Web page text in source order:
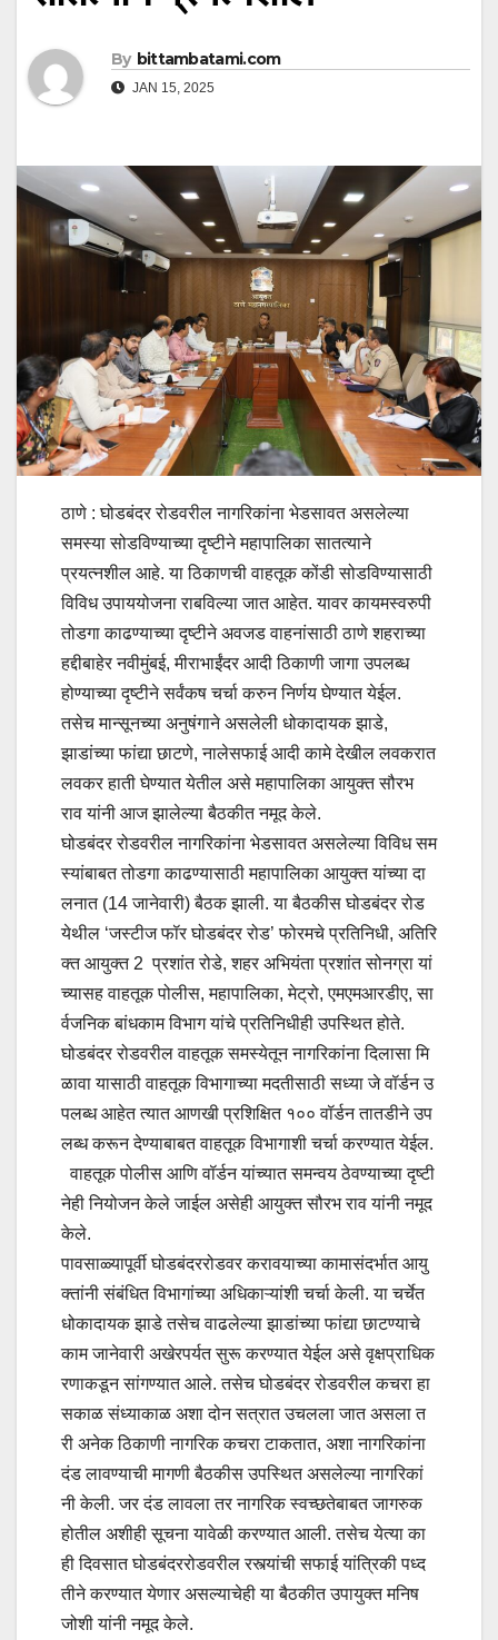
By bittambatami.com
JAN 15, 2025
ठाणे : घोडबंदर रोडवरील नागरिकांना भेडसावत असलेल्या
समस्या सोडविण्याच्या दृष्टीने महापालिका सातत्याने
प्रयत्नशील आहे. या ठिकाणची वाहतूक कोंडी सोडविण्यासाठी
विविध उपाययोजना राबविल्या जात आहेत. यावर कायमस्वरुपी
तोडगा काढण्याच्या दृष्टीने अवजड वाहनांसाठी ठाणे शहराच्या
हद्दीबाहेर नवीमुंबई, मीराभाईंदर आदी ठिकाणी जागा उपलब्ध
होण्याच्या दृष्टीने सर्वंकष चर्चा करुन निर्णय घेण्यात येईल.
तसेच मान्सूनच्या अनुषंगाने असलेली धोकादायक झाडे,
झाडांच्या फांद्या छाटणे, नालेसफाई आदी कामे देखील लवकरात
लवकर हाती घेण्यात येतील असे महापालिका आयुक्त सौरभ
राव यांनी आज झालेल्या बैठकीत नमूद केले.
घोडबंदर रोडवरील नागरिकांना भेडसावत असलेल्या विविध सम
स्यांबाबत तोडगा काढण्यासाठी महापालिका आयुक्त यांच्या दा
लनात (14 जानेवारी) बैठक झाली. या बैठकीस घोडबंदर रोड
येथील ‘जस्टीज फॉर घोडबंदर रोड’ फोरमचे प्रतिनिधी, अतिरि
क्त आयुक्त 2 प्रशांत रोडे, शहर अभियंता प्रशांत सोनग्रा यां
च्यासह वाहतूक पोलीस, महापालिका, मेट्रो, एमएमआरडीए, सा
र्वजनिक बांधकाम विभाग यांचे प्रतिनिधीही उपस्थित होते.
घोडबंदर रोडवरील वाहतूक समस्येतून नागरिकांना दिलासा मि
ळावा यासाठी वाहतूक विभागाच्या मदतीसाठी सध्या जे वॉर्डन उ
पलब्ध आहेत त्यात आणखी प्रशिक्षित १०० वॉर्डन तातडीने उप
लब्ध करून देण्याबाबत वाहतूक विभागाशी चर्चा करण्यात येईल.
वाहतूक पोलीस आणि वॉर्डन यांच्यात समन्वय ठेवण्याच्या दृष्टी
नेही नियोजन केले जाईल असेही आयुक्त सौरभ राव यांनी नमूद
केले.
पावसाळ्यापूर्वी घोडबंदररोडवर करावयाच्या कामासंदर्भात आयु
क्तांनी संबंधित विभागांच्या अधिकाऱ्यांशी चर्चा केली. या चर्चेत
धोकादायक झाडे तसेच वाढलेल्या झाडांच्या फांद्या छाटण्याचे
काम जानेवारी अखेरपर्यत सुरू करण्यात येईल असे वृक्षप्राधिक
रणाकडून सांगण्यात आले. तसेच घोडबंदर रोडवरील कचरा हा
सकाळ संध्याकाळ अशा दोन सत्रात उचलला जात असला त
री अनेक ठिकाणी नागरिक कचरा टाकतात, अशा नागरिकांना
दंड लावण्याची मागणी बैठकीस उपस्थित असलेल्या नागरिकां
नी केली. जर दंड लावला तर नागरिक स्वच्छतेबाबत जागरुक
होतील अशीही सूचना यावेळी करण्यात आली. तसेच येत्या का
ही दिवसात घोडबंदररोडवरील रस्त्यांची सफाई यांत्रिकी पध्द
तीने करण्यात येणार असल्याचेही या बैठकीत उपायुक्त मनिष
जोशी यांनी नमूद केले.